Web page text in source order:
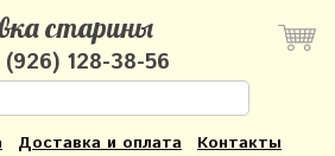
старины
(926) 128-38-56
Доставка и оплата Контакты